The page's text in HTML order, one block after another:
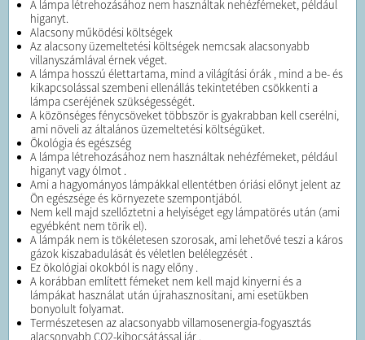
A lámpa létrehozásához nem használtak nehézfémeket, például
higanyt.
Alacsony működési költségek
Az alacsony üzemeltetési költségek nemcsak alacsonyabb
villanyszámlával érnek véget.
A lámpa hosszú élettartama, mind a világítási órák , mind a be- és
kikapcsolással szembeni ellenállás tekintetében csökkenti a
lámpa cseréjének szükségességét.
A közönséges fénycsöveket többször is gyakrabban kell cserélni,
ami növeli az általános üzemeltetési költségüket.
Ökológia és egészség
A lámpa létrehozásához nem használtak nehézfémeket, például
higanyt vagy ólmot .
Ami a hagyományos lámpákkal ellentétben óriási előnyt jelent az
Ön egészsége és környezete szempontjából.
Nem kell majd szellőztetni a helyiséget egy lámpatörés után (ami
egyébként nem törik el).
A lámpák nem is tökéletesen szorosak, ami lehetővé teszi a káros
gázok kiszabadulását és véletlen belélegzését .
Ez ökológiai okokból is nagy előny .
A korábban említett fémeket nem kell majd kinyerni és a
lámpákat használat után újrahasznosítani, ami esetükben
bonyolult folyamat.
Természetesen az alacsonyabb villamosenergia-fogyasztás
alacsonyabb CO2-kibocsátással jár .